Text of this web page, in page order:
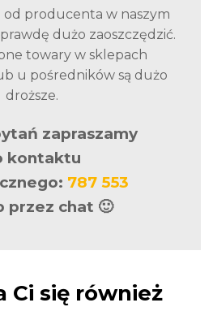
od producenta w naszym
dużo zaoszczędzić.
towary w sklepach
u pośredników są dużo
droższe.
zapraszamy
kontaktu
787 553
przez chat 🙂
Ci się również